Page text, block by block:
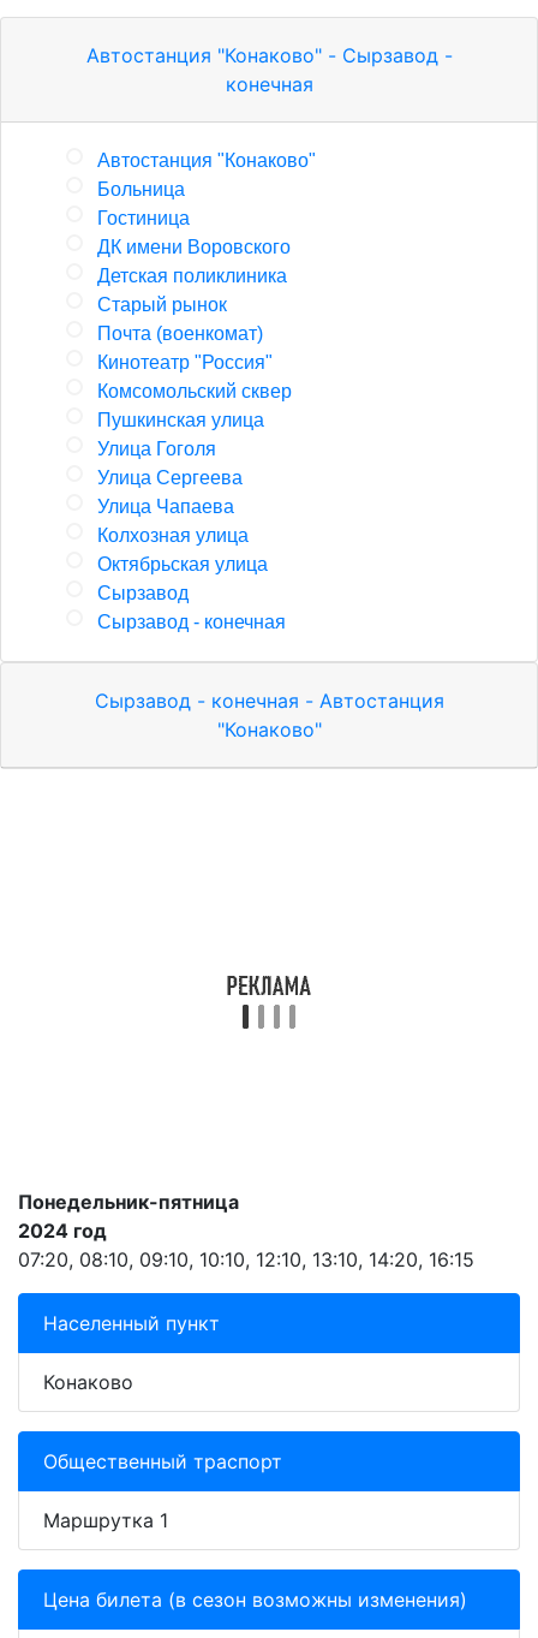
Автостанция "Конаково" - Сырзавод -
конечная
Автостанция "Конаково"
Больница
Гостиница
ДК имени Воровского
Детская поликлиника
Старый рынок
Почта (военкомат)
Кинотеатр "Россия"
Комсомольский сквер
Пушкинская улица
Улица Гоголя
Улица Сергеева
Улица Чапаева
Колхозная улица
Октябрьская улица
Сырзавод
Сырзавод - конечная
Сырзавод - конечная - Автостанция
"Конаково"
Понедельник-пятница
2024 год
07:20, 08:10, 09:10, 10:10, 12:10, 13:10, 14:20, 16:15
Населенный пункт
Конаково
Общественный траспорт
Маршрутка 1
Цена билета (в сезон возможны изменения)